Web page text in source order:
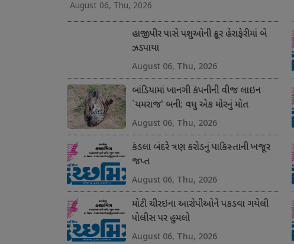
August 06, Thu, 2026
હાજીપીર પાસે પશુઓની ક્રૂર હેરાફેરીમાં બે
ઝડપાયા
August 06, Thu, 2026
બાંડિયામાં ખાનગી કંપનીની વીજ લાઇન
`યમરાજ' બની: વધુ એક મોરનું મોત
August 06, Thu, 2026
કંડલા બંદરે ત્રણ કરોડનું પાકિસ્તાની ખજૂર
જપ્ત
August 06, Thu, 2026
મોટી ચીરઇના આરોપીઓને પકડવા ગયેલી
પોલીસ પર હુમલો
August 06, Thu, 2026